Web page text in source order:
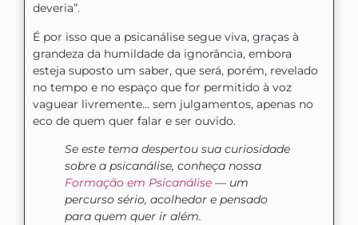
deveria”.
É por isso que a psicanálise segue viva, graças à
grandeza da humildade da ignorância, embora
esteja suposto um saber, que será, porém, revelado
no tempo e no espaço que for permitido à voz
vaguear livremente… sem julgamentos, apenas no
eco de quem quer falar e ser ouvido.
Se este tema despertou sua curiosidade
sobre a psicanálise, conheça nossa
Formação em Psicanálise — um
percurso sério, acolhedor e pensado
para quem quer ir além.